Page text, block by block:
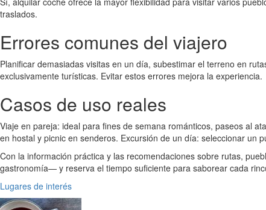
traslados.
Errores comunes del viajero
Planificar demasiadas visitas en un día, subestimar el terreno en
exclusivamente turísticas. Evitar estos errores mejora la experiencia.
Casos de uso reales
Viaje en pareja: ideal para fines de semana románticos, paseos al
en hostal y picnic en senderos. Excursión de un día: seleccionar un
Con la información práctica y las recomendaciones sobre rutas,
gastronomía— y reserva el tiempo suficiente para saborear cada
Lugares de interés